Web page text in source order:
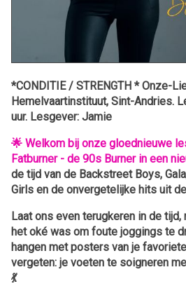
*CONDITIE / STRENGTH * Onze-
Hemelvaartinstituut, Sint-Andries.
uur. Lesgever: Jamie
🌟 Welkom bij onze gloednieuwe
Fatburner - de 90s Burner in een
de tijd van de Backstreet Boys,
Girls en de onvergetelijke hits uit
Laat ons even terugkeren in de tijd,
het oké was om foute joggings te
hangen met posters van je
vergeten: je voeten te soigneren
💃